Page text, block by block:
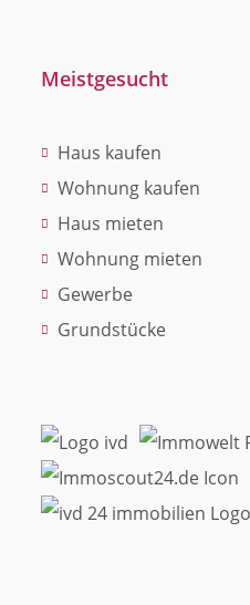
Meistgesucht
Haus kaufen
Wohnung kaufen
Haus mieten
Wohnung mieten
Gewerbe
Grundstücke